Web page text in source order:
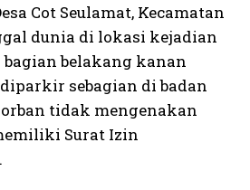
Cot Seulamat, Kecamatan
dunia di lokasi kejadian
belakang kanan
sebagian di badan
tidak mengenakan
Surat Izin